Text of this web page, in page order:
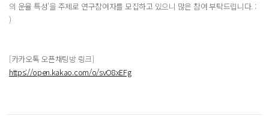
의 운율 특성'을 주제로 연구참여자를 모집하고 있으니 많은 참여 부탁드립니다. :
)
[카카오톡 오픈채팅방 링크]
https://open.kakao.com/o/svO8xEFg